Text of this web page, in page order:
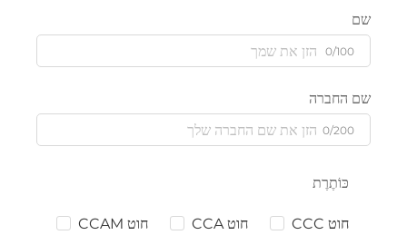
שם
0/100
שם החברה
0/200
כּוֹתֶרֶת
חוט CCC חוט CCA
חוט CCAM